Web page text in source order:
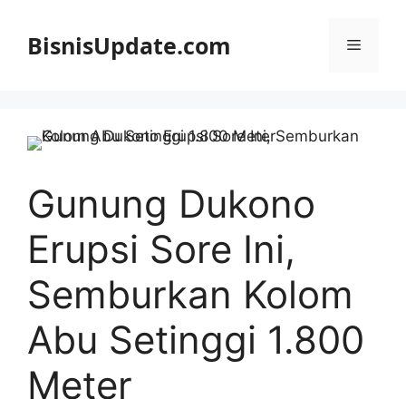
BisnisUpdate.com Menu
Gunung Dukono
Erupsi Sore Ini,
Semburkan Kolom
Abu Setinggi 1.800
Meter